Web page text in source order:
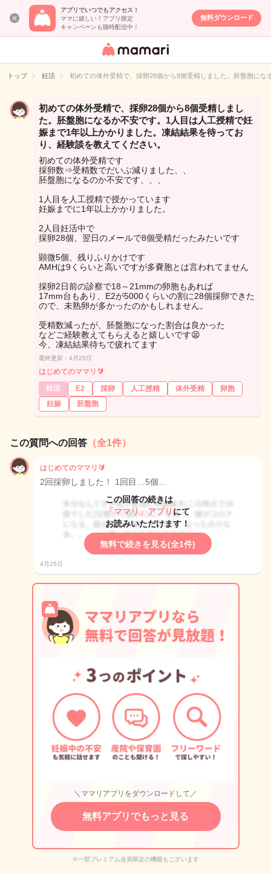
アプリでいつでもアクセス！
ママに嬉しい！アプリ限定
キャンペーンも随時配信中！
無料ダウンロード
女性専用匿名QA
イト
トップ 妊活 初めての体外受精で、採卵28個から8個受精しました。胚盤胞に
初めての体外受精で、採卵28個から8個受精しまし
た。胚盤胞になるか不安です。1人目は人工授精で妊
娠まで1年以上かかりました。凍結結果を待ってお
り、経験談を教えてください。
初めての体外受精です
採卵数⇒受精数でだいぶ減りました、、
胚盤胞になるのか不安です、、、
1人目を人工授精で授かっています
妊娠までに1年以上かかりました。
2人目妊活中で
採卵28個、翌日のメールで8個受精だったみたいです
顕微5個、残りふりかけです
AMHは9くらいと高いですが多嚢胞とは言われてません
採卵2日前の診察で18～21mmの卵胞もあれば
17mm台もあり、E2が5000くらいの割に28個採卵できた
ので、未熟卵が多かったのかもしれません。
受精数減ったが、胚盤胞になった割合は良かった
などご経験教えてもらえると嬉しいです😫
今、凍結結果待ちで疲れてます
最終更新：4月25日
はじめてのママリ🔰
妊活
E2 採卵 人工授精 体外受精
卵胞
妊娠
胚盤胞
この質問への回答 （全1件）
はじめてのママリ🔰
2回採卵しました！ 1回目…5個…
この回答の続きは
「ママリ」アプリ にて
お読みいただけます！
無料で続きを見る(全1件)
4月25日
＼ママリアプリをダウンロードして／
無料アプリでもっと見る
※一部プレミアム会員限定の機能もございます